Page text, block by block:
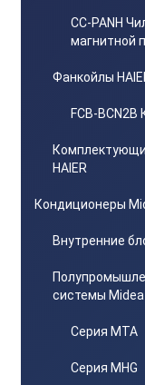
CC-PANH
магнитной
Фанкойлы
FCB-
HAIER
Кондиционеры
Внутренние
системы Midea
Серия MTA
Серия MHG